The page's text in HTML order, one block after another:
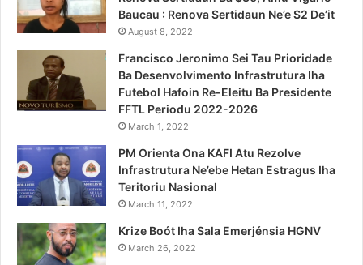
Baucau : Renova Sertidaun Ne’e $2 De’it
August 8, 2022
Francisco Jeronimo Sei Tau Prioridade
Ba Desenvolvimento Infrastrutura Iha
Futebol Hafoin Re-Eleitu Ba Presidente
FFTL Periodu 2022-2026
March 1, 2022
PM Orienta Ona KAFI Atu Rezolve
Infrastrutura Ne’ebe Hetan Estragus Iha
Teritoriu Nasional
March 11, 2022
Krize Boót Iha Sala Emerjénsia HGNV
March 26, 2022